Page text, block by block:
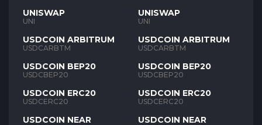
UNISWAP
UNI
USDCOIN ARBITRUM
USDCARBTM
USDCOIN BEP20
USDCBEP20
USDCOIN ERC20
USDCERC20
USDCOIN NEAR
UNISWAP
UNI
USDCOIN ARBITRUM
USDCARBTM
USDCOIN BEP20
USDCBEP20
USDCOIN ERC20
USDCERC20
USDCOIN NEAR